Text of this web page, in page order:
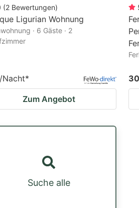
(2 Bewertungen)
Ligurian Wohnung
· 6 Gäste · 2
/Nacht*
Zum Angebot
Suche alle